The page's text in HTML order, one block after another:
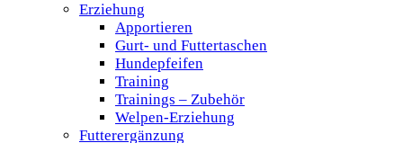
Erziehung
Apportieren
Gurt- und Futtertaschen
Hundepfeifen
Training
Trainings – Zubehör
Welpen-Erziehung
Futterergänzung